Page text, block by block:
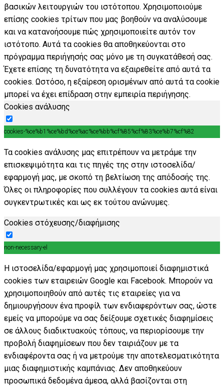
βασικών λειτουργιών του ιστότοπου. Χρησιμοποιούμε
επίσης cookies τρίτων που μας βοηθούν να αναλύσουμε
και να κατανοήσουμε πώς χρησιμοποιείτε αυτόν τον
ιστότοπο. Αυτά τα cookies θα αποθηκεύονται στο
πρόγραμμα περιήγησής σας μόνο με τη συγκατάθεσή σας.
Έχετε επίσης τη δυνατότητα να εξαιρεθείτε από αυτά τα
cookies. Ωστόσο, η εξαίρεση ορισμένων από αυτά τα cookie
μπορεί να έχει επίδραση στην εμπειρία περιήγησης.
Cookies ανάλυσης
cookies-%ce%b1%ce%bd%ce%ac%ce%bb%cf%85%cf%83%ce%b7%cf%82
Τα cookies ανάλυσης μας επιτρέπουν να μετράμε την
επισκεψιμότητα και τις πηγές της στην ιστοσελίδα/
εφαρμογή μας, με σκοπό τη βελτίωση της απόδοσής της.
Όλες οι πληροφορίες που συλλέγουν τα cookies αυτά είναι
συγκεντρωτικές και ως εκ τούτου ανώνυμες.
Cookies στόχευσης/διαφήμισης
non-necessary-el
Η ιστοσελίδα/εφαρμογή μας χρησιμοποιεί διαφημιστικά
cookies των εταιρειών Google και Facebook. Μπορούν να
χρησιμοποιηθούν από αυτές τις εταιρείες για να
δημιουργήσουν ένα προφίλ των ενδιαφερόντων σας, ώστε
εμείς να μπορούμε να σας δείξουμε σχετικές διαφημίσεις
σε άλλους διαδικτυακούς τόπους, να περιορίσουμε την
προβολή διαφημίσεων που δεν ταιριάζουν με τα
ενδιαφέροντα σας ή να μετρούμε την αποτελεσματικότητα
μιας διαφημιστικής καμπάνιας. Δεν αποθηκεύουν
προσωπικά δεδομένα άμεσα, αλλά βασίζονται στη